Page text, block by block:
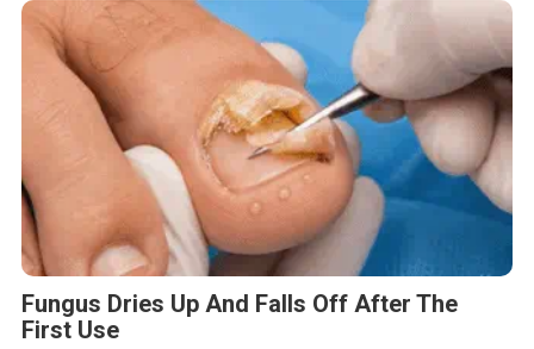
Fungus Dries Up And Falls Off After The
First Use